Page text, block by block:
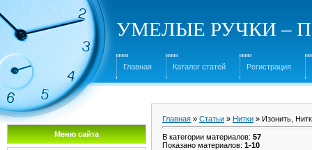
УМЕЛЫЕ РУЧКИ –
Главная Каталог статей Регистрация
Меню сайта
Главная » Статьи » Нитки » Изонить,
В категории материалов: 57
Показано материалов: 1-10